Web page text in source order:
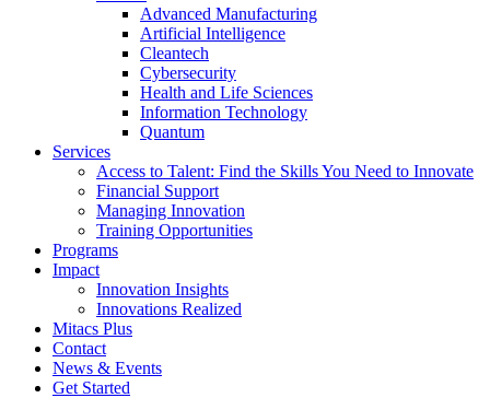
Advanced Manufacturing
Artificial Intelligence
Cleantech
Cybersecurity
Health and Life Sciences
Information Technology
Quantum
Services
Access to Talent: Find the Skills You Need to Innovate
Financial Support
Managing Innovation
Training Opportunities
Programs
Impact
Innovation Insights
Innovations Realized
Mitacs Plus
Contact
News & Events
Get Started